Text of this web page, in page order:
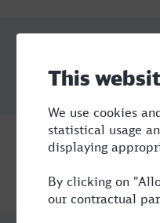
22:41
Zweibrücken Hbf
12.08.26
08:44